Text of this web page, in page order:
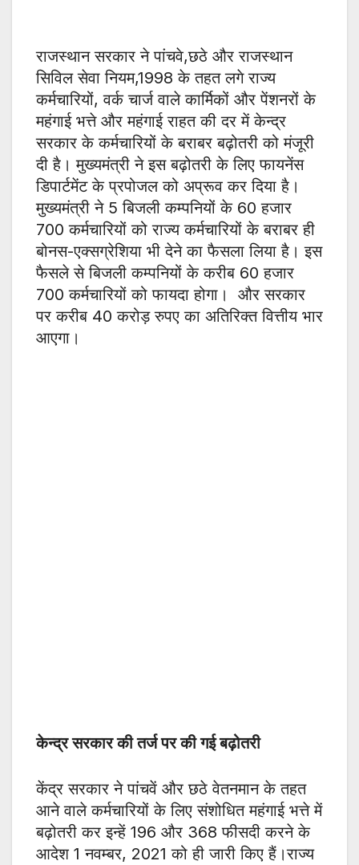
राजस्थान सरकार ने पांचवे,छठे और राजस्थान
सिविल सेवा नियम,1998 के तहत लगे राज्य
कर्मचारियों, वर्क चार्ज वाले कार्मिकों और पेंशनरों के
महंगाई भत्ते और महंगाई राहत की दर में केन्द्र
सरकार के कर्मचारियों के बराबर बढ़ोतरी को मंजूरी
दी है। मुख्यमंत्री ने इस बढ़ोतरी के लिए फायनेंस
डिपार्टमेंट के प्रपोजल को अप्रूव कर दिया है।
मुख्यमंत्री ने 5 बिजली कम्पनियों के 60 हजार
700 कर्मचारियों को राज्य कर्मचारियों के बराबर ही
बोनस-एक्सग्रेशिया भी देने का फैसला लिया है। इस
फैसले से बिजली कम्पनियों के करीब 60 हजार
700 कर्मचारियों को फायदा होगा। और सरकार
पर करीब 40 करोड़ रुपए का अतिरिक्त वित्तीय भार
आएगा।
केन्द्र सरकार की तर्ज पर की गई बढ़ोतरी
केंद्र सरकार ने पांचवें और छठे वेतनमान के तहत
आने वाले कर्मचारियों के लिए संशोधित महंगाई भत्ते में
बढ़ोतरी कर इन्हें 196 और 368 फीसदी करने के
आदेश 1 नवम्बर, 2021 को ही जारी किए हैं।राज्य